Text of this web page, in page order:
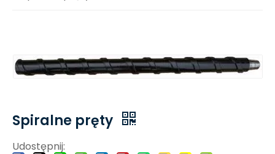
Spiralne pręty
Udostępnij: